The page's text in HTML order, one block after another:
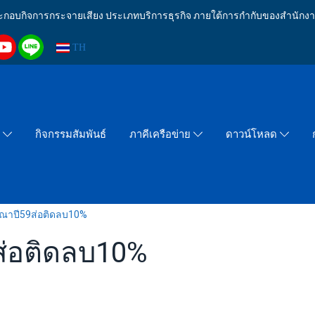
บกิจการกระจายเสียง ประเภทบริการธุรกิจ ภายใต้การกำกับของสำนั
TH
กิจกรรมสัมพันธ์ ภาคีเครือข่าย ดาวน์โหลด
าปี59ส่อติดลบ10%
ติดลบ10%